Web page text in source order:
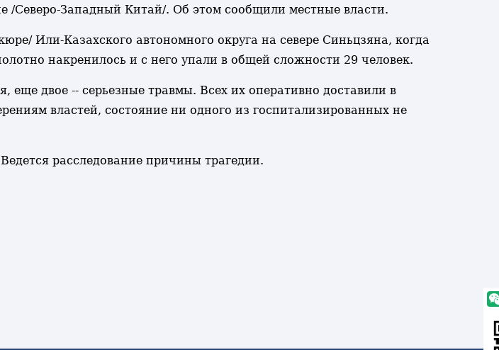
Северо-Западный Китай/. Об этом сообщили местные власти.
Или-Казахского автономного округа на севере Синьцзяна, когда
накренилось и с него упали в общей сложности 29 человек.
двое -- серьезные травмы. Всех их оперативно доставили в
властей, состояние ни одного из госпитализированных не
расследование причины трагедии.